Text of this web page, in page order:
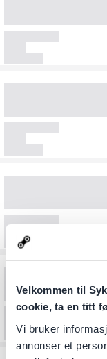
Velkommen til
cookie, ta en titt
Vi bruker
annonser et